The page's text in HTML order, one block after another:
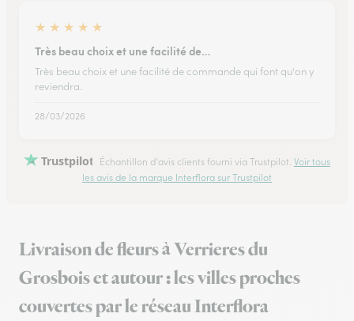
★ ★ ★ ★ ★
Très beau choix et une facilité de…
Très beau choix et une facilité de commande qui font qu'on y
reviendra.
28/03/2026
Trustpilot Échantillon d'avis clients fourni via Trustpilot. Voir tous
les avis de la marque Interflora sur Trustpilot
Livraison de fleurs à Verrieres du
Grosbois et autour : les villes proches
couvertes par le réseau Interflora